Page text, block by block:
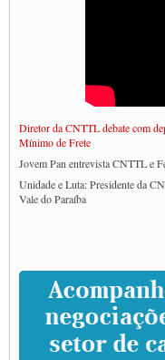
Diretor da CNTTL debate com
Mínimo de Frete
Jovem Pan entrevista CNTTL e
Unidade e Luta: Presidente da
Vale do Paraíba
Caminhoneiros prometem
CNTTL e lideranças de
rodovias
Paulinho e Litti debatem política
SUTCRA no Uruguai